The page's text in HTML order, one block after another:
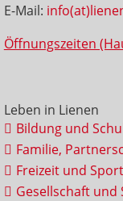
E-Mail:
Öffnungszeiten
Leben in Lienen
Bildung und
Familie,
Freizeit und Sport
Gesellschaft und